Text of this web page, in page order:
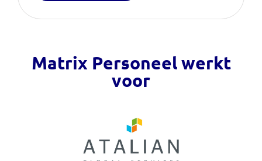
Matrix Personeel werkt
voor